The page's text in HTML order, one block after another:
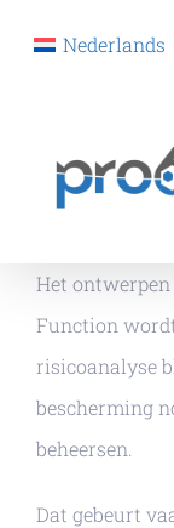
Nederlands
Het
Function
risicoanalyse
bescherming
beheersen.
Dat gebeurt